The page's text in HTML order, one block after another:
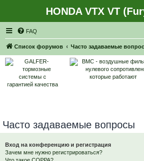
HONDA VTX VT
FAQ
Список форумов Часто задаваемые
Часто задаваемые вопросы
Вход на конференцию и регистрация
Зачем мне нужно регистрироваться?